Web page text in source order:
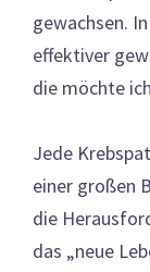
gewachsen.
effektiver
die möchte
Jede
einer großen
die
das „neue